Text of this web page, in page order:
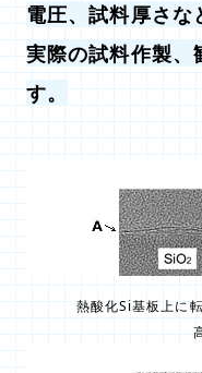
電圧、試料厚さな
実際の試料作製、
す。
熱酸化Si基板上に